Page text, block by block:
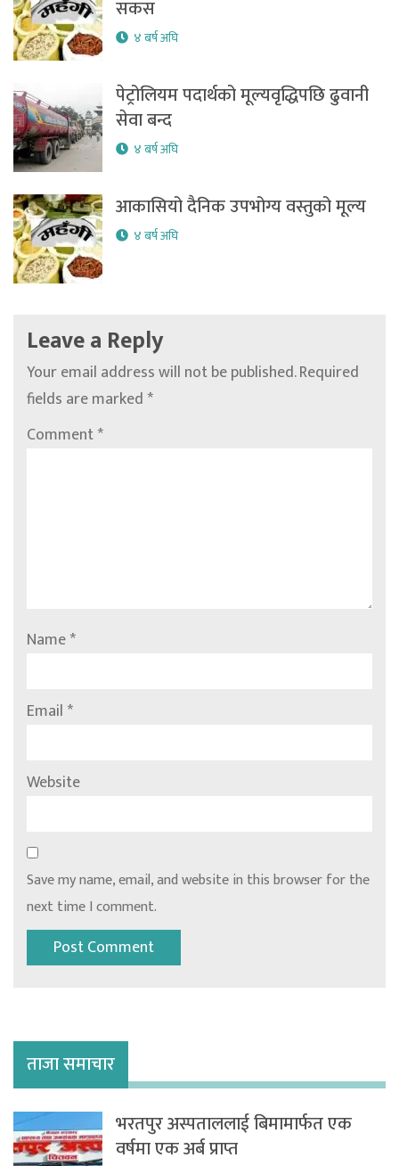
सकस
४ बर्ष अघि
पेट्रोलियम पदार्थको मूल्यवृद्धिपछि ढुवानी
सेवा बन्द
४ बर्ष अघि
आकासियो दैनिक उपभोग्य वस्तुको मूल्य
४ बर्ष अघि
Leave a Reply
Your email address will not be published.Required
fields are marked*
Comment*
Name*
Email*
Website
Save my name, email, and website in this browser for the
next time I comment.
ताजा समाचार
भरतपुर अस्पताललाई बिमामार्फत एक
वर्षमा एक अर्ब प्राप्त